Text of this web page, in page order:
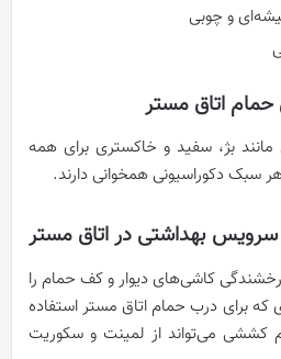
و چوبی
اتاق مستر
بژ، سفید و خاکستری برای همه
سبک دکوراسیونی همخوانی دارند.
بهداشتی در اتاق مستر
کاشی‌های دیوار و کف حمام را
برای درب حمام اتاق مستر استفاده
کششی می‌تواند از لمینت و سکوریت